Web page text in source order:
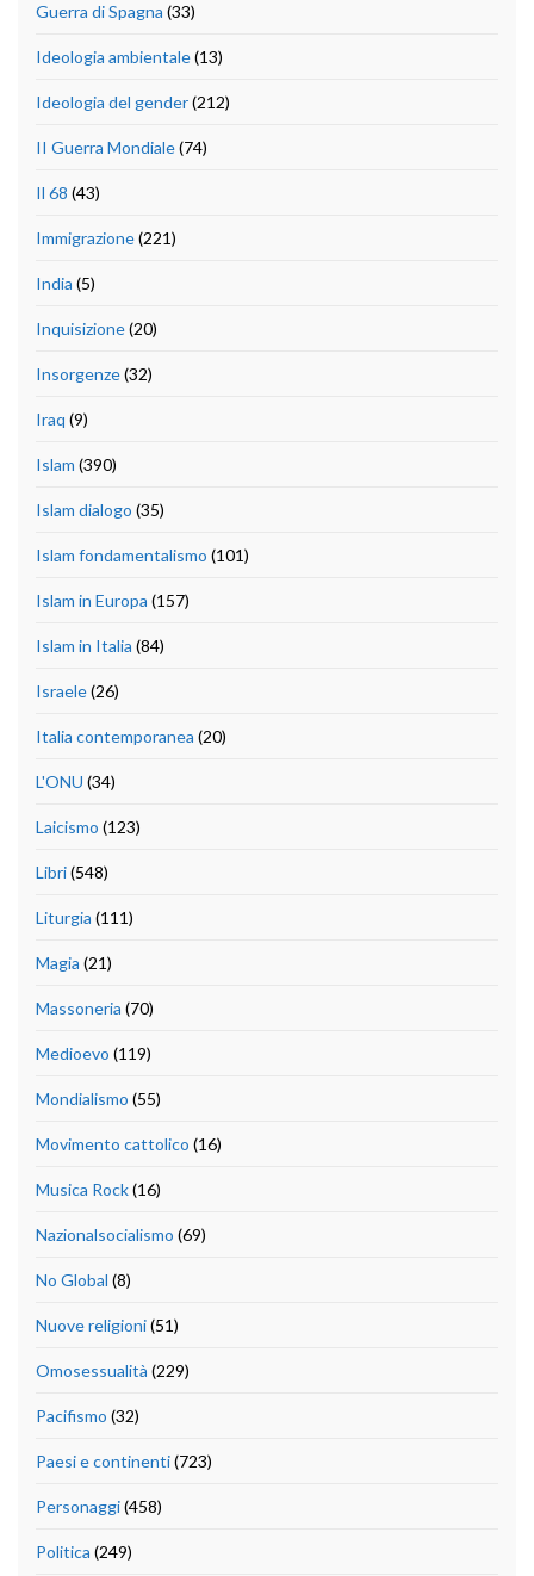
Guerra di Spagna (33)
Ideologia ambientale(13)
Ideologia del gender(212)
II Guerra Mondiale(74)
Il 68 (43)
Immigrazione(221)
India (5)
Inquisizione(20)
Insorgenze(32)
Iraq (9)
Islam (390)
Islam dialogo (35)
Islam fondamentalismo (101)
Islam in Europa (157)
Islam in Italia (84)
Israele(26)
Italia contemporanea (20)
L'ONU (34)
Laicismo (123)
Libri(548)
Liturgia (111)
Magia (21)
Massoneria (70)
Medioevo (119)
Mondialismo (55)
Movimento cattolico (16)
Musica Rock(16)
Nazionalsocialismo (69)
No Global (8)
Nuove religioni(51)
Omosessualità (229)
Pacifismo (32)
Paesi e continenti(723)
Personaggi(458)
Politica (249)